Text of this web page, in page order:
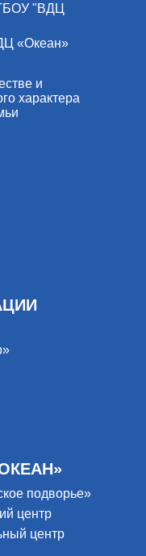
"ВДЦ
«Океан»
и
характера
подворье»
центр
центр